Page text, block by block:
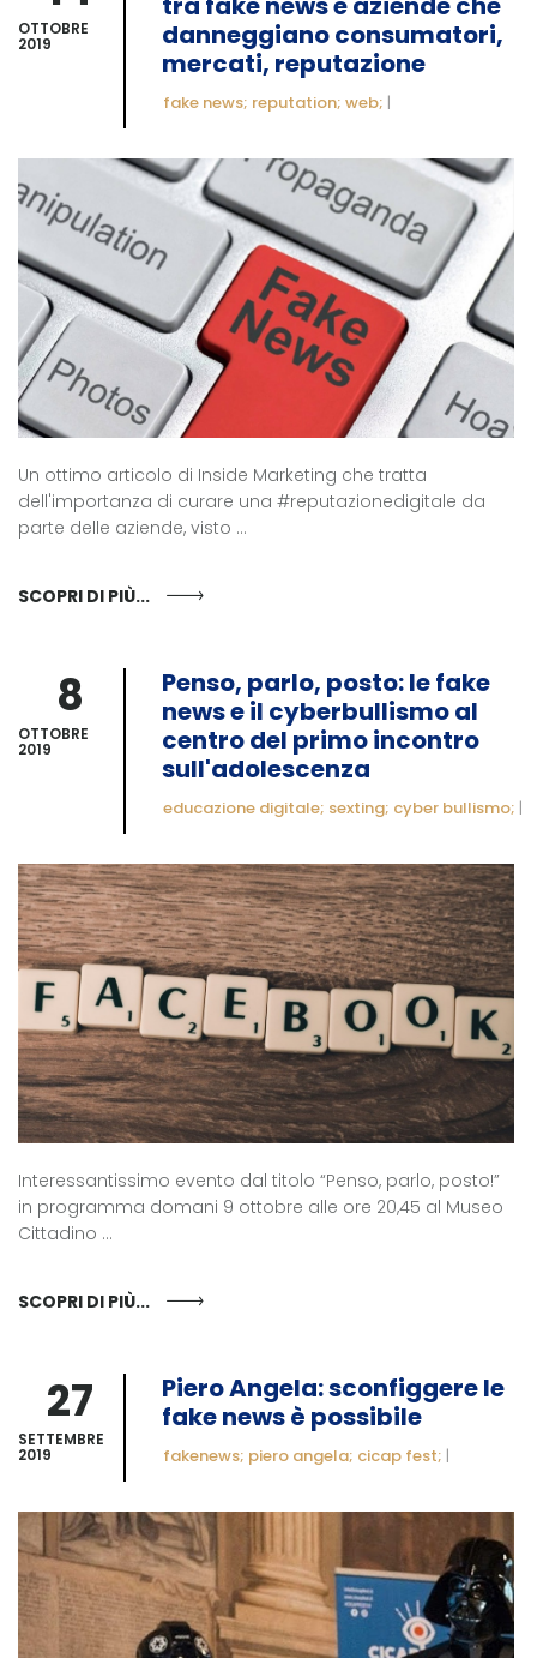
OTTOBRE
2019
danneggiano consumatori,
mercati, reputazione
fake news; reputation; web; |
Un ottimo articolo di Inside Marketing che tratta
dell'importanza di curare una #reputazionedigitale da
parte delle aziende, visto ...
SCOPRI DI PIÙ...
8
OTTOBRE
2019
Penso, parlo, posto: le fake
news e il cyberbullismo al
centro del primo incontro
sull'adolescenza
educazione digitale; sexting; cyber bullismo; |
Interessantissimo evento dal titolo “Penso, parlo, posto!”
in programma domani 9 ottobre alle ore 20,45 al Museo
Cittadino ...
SCOPRI DI PIÙ...
27
SETTEMBRE
2019
Piero Angela: sconfiggere le
fake news è possibile
fakenews; piero angela; cicap fest; |